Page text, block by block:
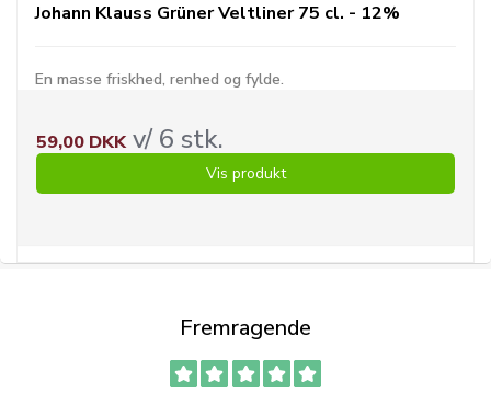
Johann Klauss Grüner Veltliner 75 cl. - 12%
En masse friskhed, renhed og fylde.
59,00 DKKv/ 6 stk.
Vis produkt
Fremragende